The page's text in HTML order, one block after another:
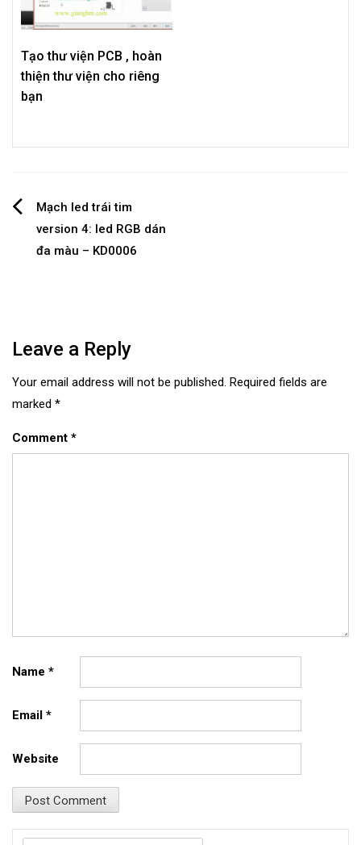
Tạo thư viện PCB , hoàn
thiện thư viện cho riêng
bạn
Post
navigation
Mạch led trái tim
version 4: led RGB dán
đa màu – KD0006
Leave a Reply
Your email address will not be published. Required fields are
marked *
Comment *
Name *
Email *
Website
Search